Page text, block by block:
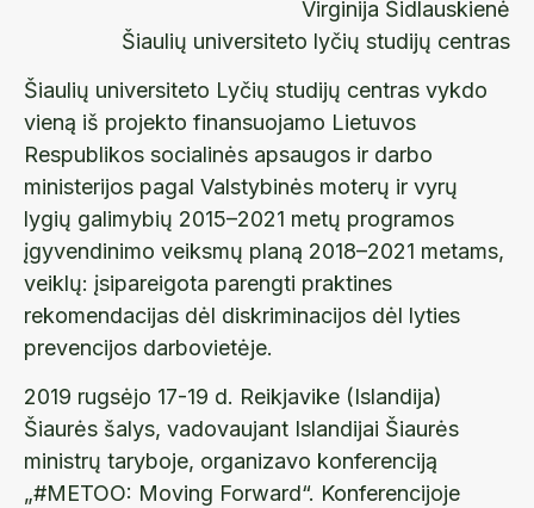
Virginija Šidlauskienė
Šiaulių universiteto lyčių studijų centras
Šiaulių universiteto Lyčių studijų centras vykdo
vieną iš projekto finansuojamo Lietuvos
Respublikos socialinės apsaugos ir darbo
ministerijos pagal Valstybinės moterų ir vyrų
lygių galimybių 2015–2021 metų programos
įgyvendinimo veiksmų planą 2018–2021 metams,
veiklų: įsipareigota parengti praktines
rekomendacijas dėl diskriminacijos dėl lyties
prevencijos darbovietėje.
2019 rugsėjo 17-19 d. Reikjavike (Islandija)
Šiaurės šalys, vadovaujant Islandijai Šiaurės
ministrų taryboje, organizavo konferenciją
„#METOO: Moving Forward“. Konferencijoje